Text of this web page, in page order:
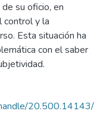
su oficio, en
control y la
Esta situación ha
con el saber
20.500.14143/